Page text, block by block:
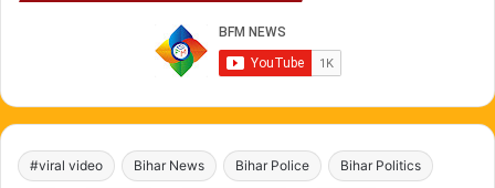
#viral video Bihar News Bihar Police Bihar Politics